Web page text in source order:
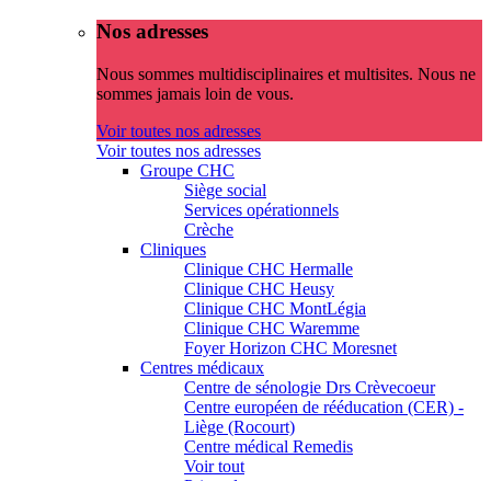
Nos adresses
Nous sommes multidisciplinaires et multisites. Nous ne
sommes jamais loin de vous.
Voir toutes nos adresses
Voir toutes nos adresses
Groupe CHC
Siège social
Services opérationnels
Crèche
Cliniques
Clinique CHC Hermalle
Clinique CHC Heusy
Clinique CHC MontLégia
Clinique CHC Waremme
Foyer Horizon CHC Moresnet
Centres médicaux
Centre de sénologie Drs Crèvecoeur
Centre européen de rééducation (CER) -
Liège (Rocourt)
Centre médical Remedis
Voir tout